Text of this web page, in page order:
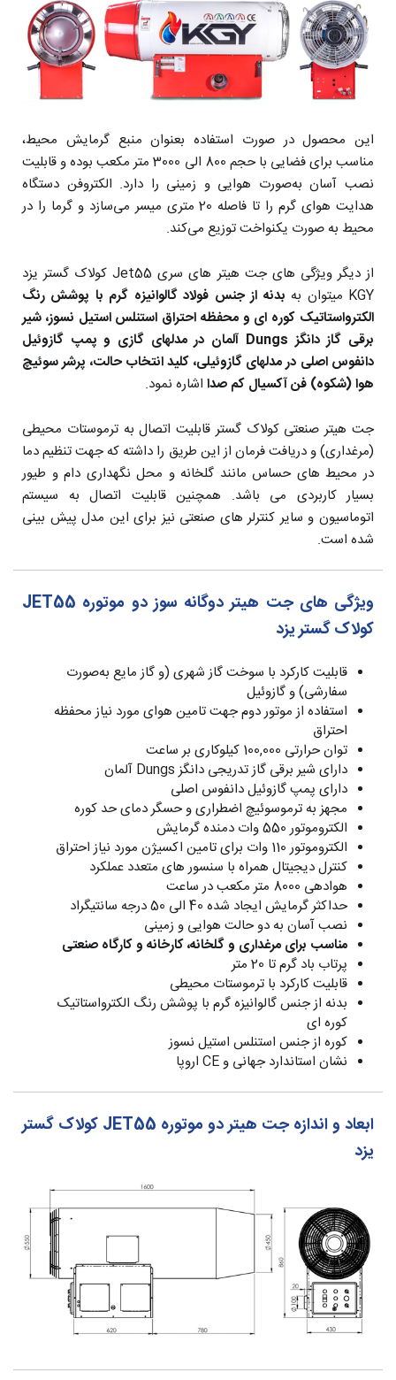
این محصول در صورت استفاده بعنوان منبع گرمایش محیط،
مناسب برای فضایی با حجم 800 الی 3000 متر مکعب بوده و قابلیت
نصب آسان به‌صورت هوایی و زمینی را دارد. الکتروفن دستگاه
هدایت هوای گرم را تا فاصله 20 متری میسر می‌سازد و گرما را در
محیط به صورت یکنواخت توزیع می‌کند.
از دیگر ویژگی های جت هیتر های سری Jet55 کولاک گستر یزد
KGY میتوان به
بدنه از جنس فولاد گالوانیزه گرم با پوشش رنگ
الکترواستاتیک کوره ای و محفظه احتراق استنلس استیل نسوز، شیر
برقی گاز دانگز Dungs آلمان در مدلهای گازی و پمپ گازوئیل
دانفوس اصلی در مدلهای گازوئیلی، کلید انتخاب حالت، پرشر سوئیچ
هوا (شکوه) فن آکسیال کم صدا اشاره نمود.
جت هیتر صنعتی کولاک گستر قابلیت اتصال به ترموستات محیطی
(مرغداری) و دریافت فرمان از این طریق را داشته که جهت تنظیم دما
در محیط های حساس مانند گلخانه و محل نگهداری دام و طیور
بسیار کاربردی می باشد. همچنین قابلیت اتصال به سیستم
اتوماسیون و سایر کنترلر های صنعتی نیز برای این مدل پیش بینی
شده است.
ویژگی های جت هیتر دوگانه سوز دو موتوره JET55
کولاک گستر یزد
قابلیت کارکرد با سوخت گاز شهری (و گاز مایع به‌صورت
سفارشی) و گازوئیل
استفاده از موتور دوم جهت تامین هوای مورد نیاز محفظه
احتراق
توان حرارتی 100,000 کیلوکاری بر ساعت
دارای شیر برقی گاز تدریجی دانگز Dungs آلمان
دارای پمپ گازوئیل دانفوس اصلی
مجهز به ترموسوئیچ اضطراری و حسگر دمای حد کوره
الکتروموتور 550 وات دمنده گرمایش
الکتروموتور 110 وات برای تامین اکسیژن مورد نیاز احتراق
کنترل دیجیتال همراه با سنسور های متعدد عملکرد
هوادهی 8000 متر مکعب در ساعت
حداکثر گرمایش ایجاد شده 40 الی 50 درجه سانتیگراد
نصب آسان به دو حالت هوایی و زمینی
مناسب برای مرغداری و گلخانه، کارخانه و کارگاه صنعتی
پرتاب باد گرم تا 20 متر
قابلیت کارکرد با ترموستات محیطی
بدنه از جنس گالوانیزه گرم با پوشش رنگ الکترواستاتیک
کوره ای
کوره از جنس استنلس استیل نسوز
نشان استاندارد جهانی و CE اروپا
ابعاد و اندازه جت هیتر دو موتوره JET55 کولاک گستر
یزد